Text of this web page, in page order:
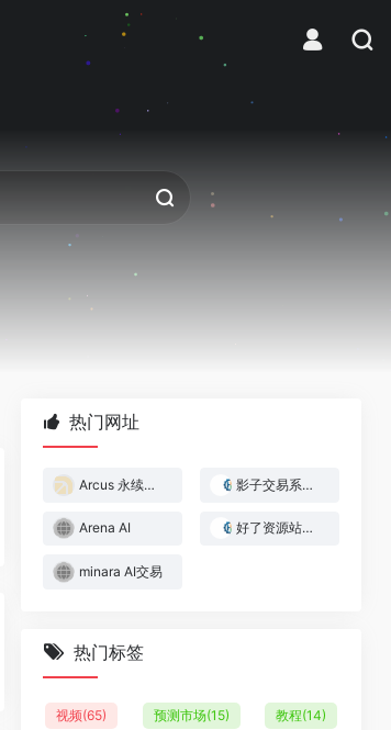
热门网址
Arcus 永续合约交易所 影子交易系统 — 跟着做市商赚钱
Arena AI 好了资源站｜Web3与AI实战资源库
minara AI交易
热门标签
视频(65) 预测市场(15) 教程(14)